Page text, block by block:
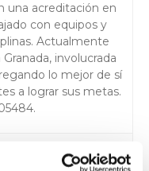
una acreditación en
con equipos y
Actualmente
involucrada
lo mejor de sí
a lograr sus metas.